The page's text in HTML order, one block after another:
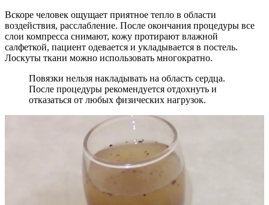
Вскоре человек ощущает приятное тепло в области
воздействия, расслабление. После окончания процедуры все
слои компресса снимают, кожу протирают влажной
салфеткой, пациент одевается и укладывается в постель.
Лоскуты ткани можно использовать многократно.
Повязки нельзя накладывать на область сердца.
После процедуры рекомендуется отдохнуть и
отказаться от любых физических нагрузок.